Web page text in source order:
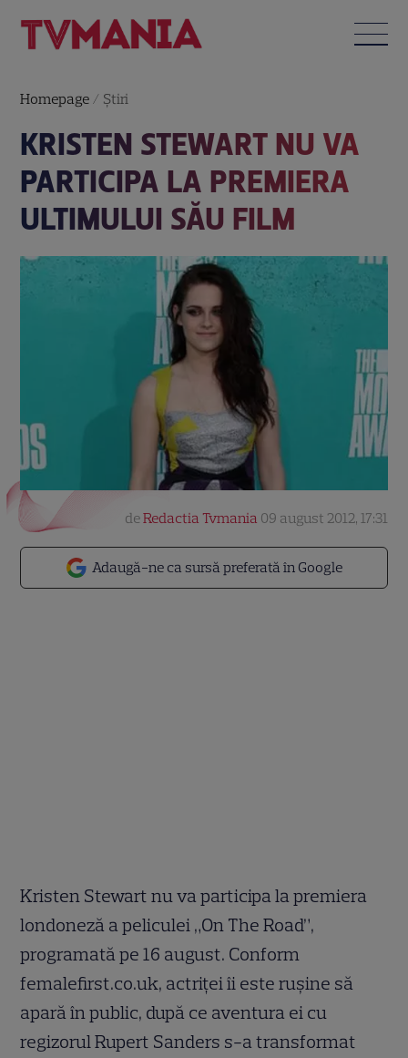
Homepage / Știri
KRISTEN STEWART NU VA
PARTICIPA LA PREMIERA
ULTIMULUI SĂU FILM
Adaugă-ne ca sursă preferată în Google
deRedactia Tvmania 09 august 2012, 17:31
Kristen Stewart nu va participa la premiera
londoneză a peliculei „On The Road”,
programată pe 16 august. Conform
femalefirst.co.uk, actriței îi este rușine să
apară în public, după ce aventura ei cu
regizorul Rupert Sanders s-a transformat